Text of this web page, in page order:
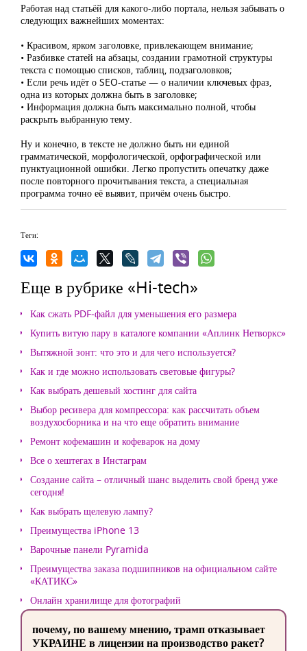
Работая над статьёй для какого-либо портала, нельзя забывать о
следующих важнейших моментах:
• Красивом, ярком заголовке, привлекающем внимание;
• Разбивке статей на абзацы, создании грамотной структуры
текста с помощью списков, таблиц, подзаголовков;
• Если речь идёт о SEO-статье — о наличии ключевых фраз,
одна из которых должна быть в заголовке;
• Информация должна быть максимально полной, чтобы
раскрыть выбранную тему.
Ну и конечно, в тексте не должно быть ни единой
грамматической, морфологической, орфографической или
пунктуационной ошибки. Легко пропустить опечатку даже
после повторного прочитывания текста, а специальная
программа точно её выявит, причём очень быстро.
Теги:
Еще в рубрике «Hi-tech»
Как сжать PDF-файл для уменьшения его размера
Купить витую пару в каталоге компании «Аплинк Нетворкс»
Вытяжной зонт: что это и для чего используется?
Как и где можно использовать световые фигуры?
Как выбрать дешевый хостинг для сайта
Выбор ресивера для компрессора: как рассчитать объем
воздухосборника и на что еще обратить внимание
Ремонт кофемашин и кофеварок на дому
Все о хештегах в Инстаграм
Создание сайта – отличный шанс выделить свой бренд уже
сегодня!
Как выбрать щелевую лампу?
Преимущества iPhone 13
Варочные панели Pyramida
Преимущества заказа подшипников на официальном сайте
«КАТИКС»
Онлайн хранилище для фотографий
почему, по вашему мнению, трамп отказывает
УКРАИНЕ в лицензии на производство ракет?